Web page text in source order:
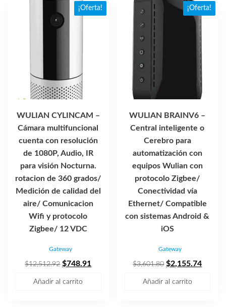
popularidad
¡Oferta!
WULIAN CYLINCAM –
Cámara multifuncional
cuenta con resolución
de 1080P, Audio, IR
para visión Nocturna.
rotacion de 360 grados/
Medición de calidad del
aire/ Comunicacion
Wifi y protocolo
Zigbee/ 12 VDC
Gateway
$12,512.92 El
$748.91El
Añadir al carrito
¡Oferta!
WULIAN BRAINV6 –
Central inteligente o
Cerebro para
automatización con
equipos Wulian con
protocolo Zigbee/
Conectividad vía
Ethernet/ Compatible
con sistemas Android &
iOS
Gateway
$3,601.80 El
$2,155.74El
Añadir al carrito